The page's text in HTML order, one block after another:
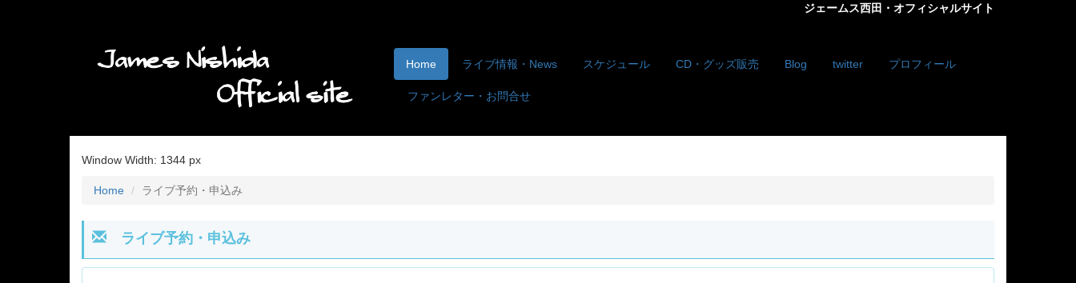
ジェームス西田・オフィシャルサイト
Home ライブ情報・News スケジュール CD・グッズ販売 Blog twitter プロフィール
ファンレター・お問合せ
Window Width: 1344 px
Home ライブ予約・申込み
ライブ予約・申込み